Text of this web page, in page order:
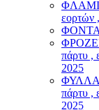
εορτών
ΦΡΟΖΕΝ
πάρτυ ,
2025
ΦΥΛΛΑ
πάρτυ ,
2025